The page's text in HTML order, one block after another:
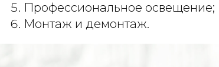
Профессиональное освещение;
Монтаж и демонтаж.